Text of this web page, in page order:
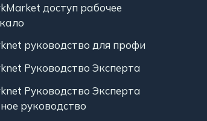
доступ рабочее
руководство для профи
Руководство Эксперта
Руководство Эксперта
руководство